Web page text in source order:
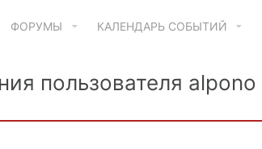
ФОРУМЫ КАЛЕНДАРЬ СОБЫТИЙ
пользователя alpono